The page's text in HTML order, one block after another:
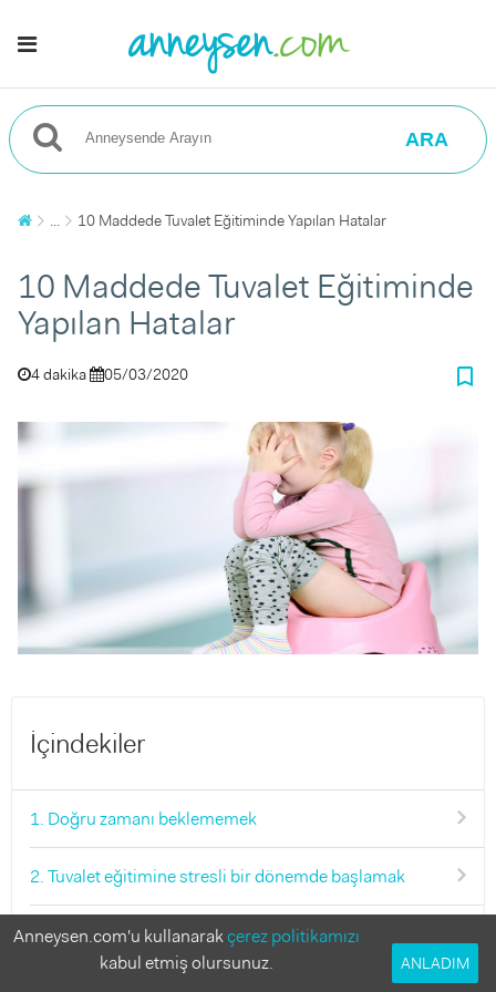
ARA
... 10 Maddede Tuvalet Eğitiminde Yapılan Hatalar
10 Maddede Tuvalet Eğitiminde
Yapılan Hatalar
4 dakika 05/03/2020 bookmark_border
İçindekiler
1. Doğru zamanı beklememek
2. Tuvalet eğitimine stresli bir dönemde başlamak
3. Çocuğu kendi haline bırakmak
Anneysen.com'u kullanarakçerez politikamızı
kabul etmiş olursunuz.
ANLADIM